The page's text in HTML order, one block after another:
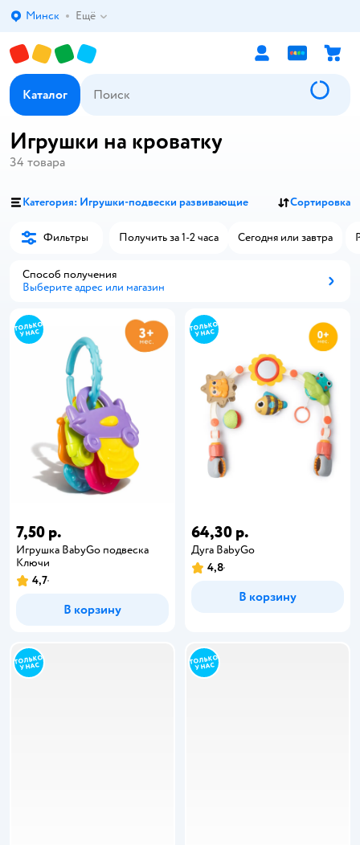
Выбор адреса доставки.
Минск Ещё
Каталог
Игрушки на кроватку
34 товара
Категория: Игрушки-подвески развивающие Сортировка
Фильтры Получить за 1-2 часа Сегодня или завтра
Способ получения
Выберите адрес или магазин
7,50 р.
Игрушка BabyGo подвеска
Ключи
4,7
В корзину
64,30 р.
Дуга BabyGo
4,8
В корзину